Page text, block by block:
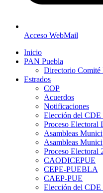
Acceso WebMail
Inicio
PAN Puebla
Directorio Comité
Estrados
COP
Acuerdos
Notificaciones
Elección del CDE
Proceso Electoral
Asambleas
Asambleas
Proceso Electoral
CAODICEPUE
CEPE-PUEBLA
CAEP-PUE
Elección del CDE